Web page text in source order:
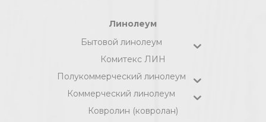
Линолеум
Бытовой линолеум
Комитекс ЛИН
Полукоммерческий линолеум
Коммерческий линолеум
Ковролин (ковролан)